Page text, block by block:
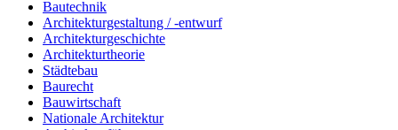
Bautechnik
Architekturgestaltung / -entwurf
Architekturgeschichte
Architekturtheorie
Städtebau
Baurecht
Bauwirtschaft
Nationale Architektur